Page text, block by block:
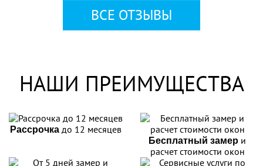
ВСЕ ОТЗЫВЫ
НАШИ ПРЕИМУЩЕСТВА
Рассрочка до 12 месяцев
Бесплатный замер и
расчет стоимости окон